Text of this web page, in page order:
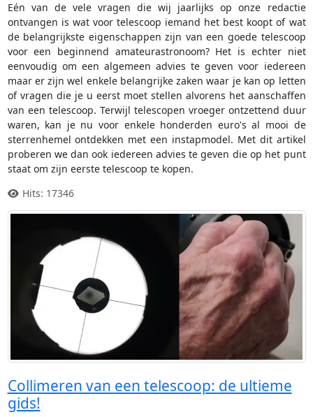
Eén van de vele vragen die wij jaarlijks op onze redactie
ontvangen is wat voor telescoop iemand het best koopt of wat
de belangrijkste eigenschappen zijn van een goede telescoop
voor een beginnend amateurastronoom? Het is echter niet
eenvoudig om een algemeen advies te geven voor iedereen
maar er zijn wel enkele belangrijke zaken waar je kan op letten
of vragen die je u eerst moet stellen alvorens het aanschaffen
van een telescoop. Terwijl telescopen vroeger ontzettend duur
waren, kan je nu voor enkele honderden euro's al mooi de
sterrenhemel ontdekken met een instapmodel. Met dit artikel
proberen we dan ook iedereen advies te geven die op het punt
staat om zijn eerste telescoop te kopen.
Hits: 17346
Collimeren van een telescoop: de ultieme
gids!